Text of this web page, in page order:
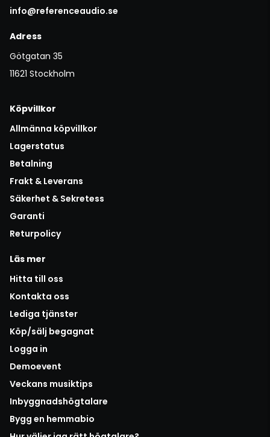
info@referenceaudio.se
Adress
Götgatan 35
11621 Stockholm
Köpvillkor
Allmänna köpvillkor
Lagerstatus
Betalning
Frakt & Leverans
Säkerhet & Sekretess
Garanti
Returpolicy
Läs mer
Hitta till oss
Kontakta oss
Lediga tjänster
Köp/sälj begagnat
Logga in
Demoevent
Veckans musiktips
Inbyggnadshögtalare
Bygg en hemmabio